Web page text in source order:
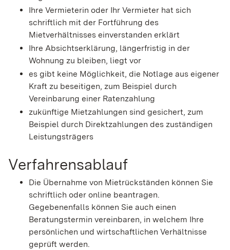
Ihre Vermieterin oder Ihr Vermieter hat sich
schriftlich mit der Fortführung des
Mietverhältnisses einverstanden erklärt
Ihre Absichtserklärung, längerfristig in der
Wohnung zu bleiben, liegt vor
es gibt keine Möglichkeit, die Notlage aus eigener
Kraft zu beseitigen, zum Beispiel durch
Vereinbarung einer Ratenzahlung
zukünftige Mietzahlungen sind gesichert, zum
Beispiel durch Direktzahlungen des zuständigen
Leistungsträgers
Verfahrensablauf
Die Übernahme von Mietrückständen können Sie
schriftlich oder online beantragen.
Gegebenenfalls können Sie auch einen
Beratungstermin vereinbaren, in welchem Ihre
persönlichen und wirtschaftlichen Verhältnisse
geprüft werden.